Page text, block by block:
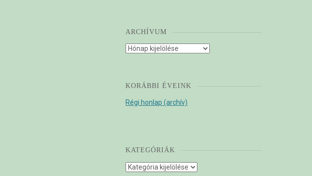
ARCHÍVUM
Archívum
KORÁBBI ÉVEINK
Régi honlap (archív)
KATEGÓRIÁK
Kategóriák